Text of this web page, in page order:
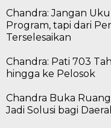
Chandra: Jangan
Program, tapi dari
Terselesaikan
Chandra: Pati 703
hingga ke Pelosok
Chandra Buka
Jadi Solusi bagi